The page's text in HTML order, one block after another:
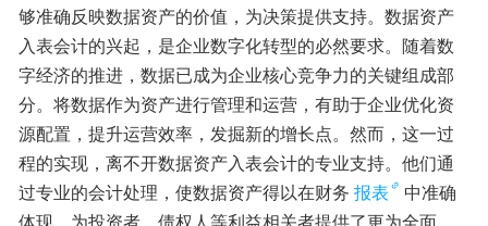
够准确反映数据资产的价值，为决策提供支持。数据资产
入表会计的兴起，是企业数字化转型的必然要求。随着数
字经济的推进，数据已成为企业核心竞争力的关键组成部
分。将数据作为资产进行管理和运营，有助于企业优化资
源配置，提升运营效率，发掘新的增长点。然而，这一过
程的实现，离不开数据资产入表会计的专业支持。他们通
过专业的会计处理，使数据资产得以在财务 报表
中准确